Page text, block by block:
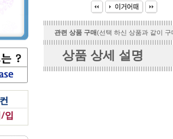
관련 상품 구매(선택 하신 상품과 같이
상품 상세 설명